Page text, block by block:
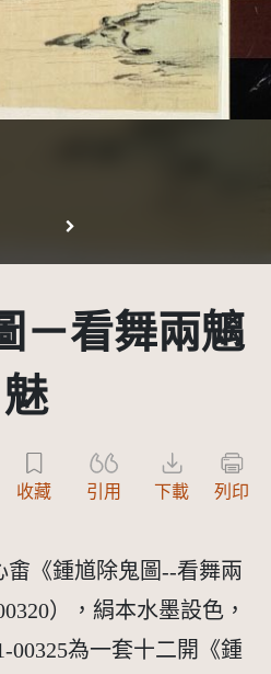
其後版本(CC BY 3.0 TW +)
－看舞兩魑
魅
(CC BY 3.0 TW +)
收藏 引用 下載 列印
畬《鍾馗除鬼圖--看舞兩
），絹本水墨設色，
00325為一套十二開《鍾